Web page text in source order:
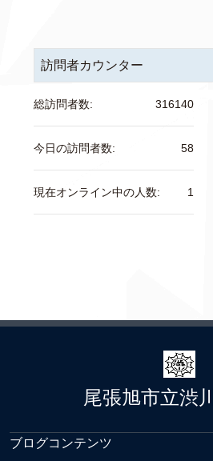
訪問者カウンター
316140
総訪問者数:
58
今日の訪問者数:
1
現在オンライン中の人数:
尾張旭市立渋
ブログコンテンツ